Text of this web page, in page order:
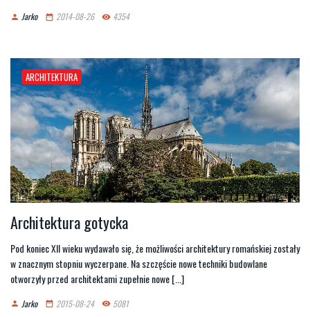
person Jarko date_range 2014-08-26 remove_red_eye 4354
ARCHITEKTURA
Architektura gotycka
Pod koniec XII wieku wydawało się, że możliwości architektury romańskiej zostały
w znacznym stopniu wyczerpane. Na szczęście nowe techniki budowlane
otworzyły przed architektami zupełnie nowe [...]
person Jarko date_range 2015-08-24 remove_red_eye 5081